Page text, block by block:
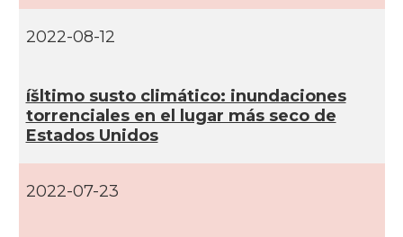
CAMON Catalans a MINNESOTA
CAMON Catalans a NEBRASKA
2022-08-12
íšltimo susto climático: inundaciones
torrenciales en el lugar más seco de
Estados Unidos
2022-07-23